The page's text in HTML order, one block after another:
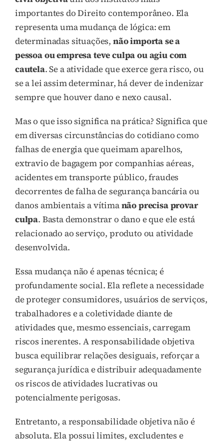
importantes do Direito contemporâneo. Ela
representa uma mudança de lógica: em
determinadas situações, não importa se a
pessoa ou empresa teve culpa ou agiu com
cautela. Se a atividade que exerce gera risco, ou
se a lei assim determinar, há dever de indenizar
sempre que houver dano e nexo causal.
Mas o que isso significa na prática? Significa que
em diversas circunstâncias do cotidiano como
falhas de energia que queimam aparelhos,
extravio de bagagem por companhias aéreas,
acidentes em transporte público, fraudes
decorrentes de falha de segurança bancária ou
danos ambientais a vítimanão precisa provar
culpa. Basta demonstrar o dano e que ele está
relacionado ao serviço, produto ou atividade
desenvolvida.
Essa mudança não é apenas técnica; é
profundamente social. Ela reflete a necessidade
de proteger consumidores, usuários de serviços,
trabalhadores e a coletividade diante de
atividades que, mesmo essenciais, carregam
riscos inerentes. A responsabilidade objetiva
busca equilibrar relações desiguais, reforçar a
segurança jurídica e distribuir adequadamente
os riscos de atividades lucrativas ou
potencialmente perigosas.
Entretanto, a responsabilidade objetiva não é
absoluta. Ela possui limites, excludentes e